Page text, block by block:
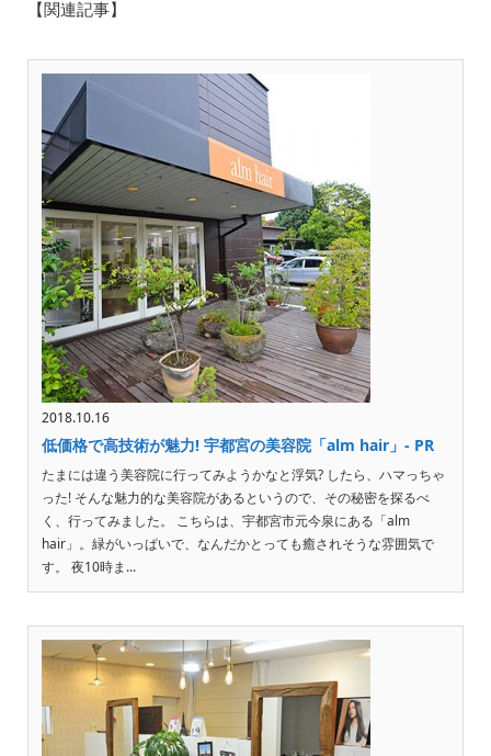
【関連記事】
2018.10.16
低価格で高技術が魅力! 宇都宮の美容院「alm hair」- PR
たまには違う美容院に行ってみようかなと浮気? したら、ハマっちゃ
った! そんな魅力的な美容院があるというので、その秘密を探るべ
く、行ってみました。 こちらは、宇都宮市元今泉にある「alm
hair」。緑がいっぱいで、なんだかとっても癒されそうな雰囲気で
す。 夜10時ま...